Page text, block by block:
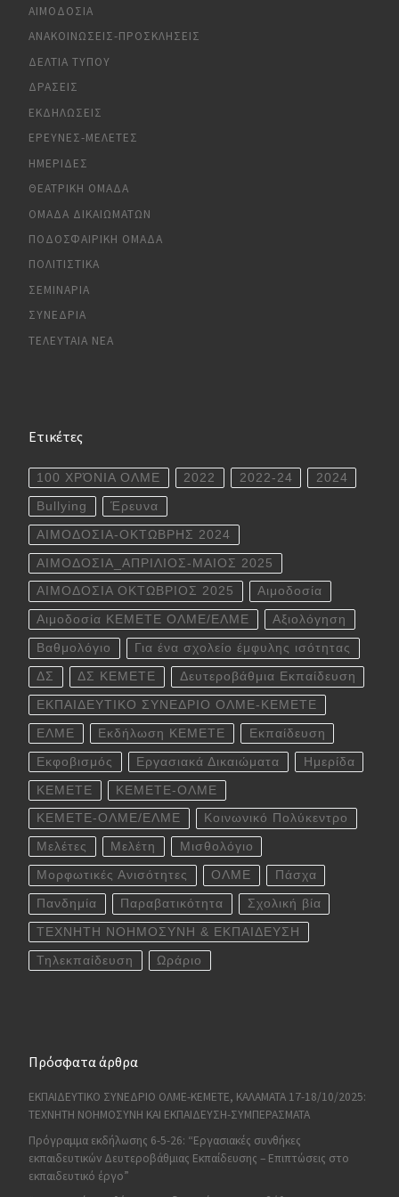
ΑΙΜΟΔΟΣΊΑ
ΑΝΑΚΟΙΝΏΣΕΙΣ-ΠΡΟΣΚΛΉΣΕΙΣ
ΔΕΛΤΊΑ ΤΎΠΟΥ
ΔΡΆΣΕΙΣ
ΕΚΔΗΛΏΣΕΙΣ
ΈΡΕΥΝΕΣ-ΜΕΛΈΤΕΣ
ΗΜΕΡΊΔΕΣ
ΘΕΑΤΡΙΚΉ ΟΜΆΔΑ
ΟΜΆΔΑ ΔΙΚΑΙΩΜΆΤΩΝ
ΠΟΔΟΣΦΑΙΡΙΚΉ ΟΜΆΔΑ
ΠΟΛΙΤΙΣΤΙΚΆ
ΣΕΜΙΝΆΡΙΑ
ΣΥΝΈΔΡΙΑ
ΤΕΛΕΥΤΑΊΑ ΝΈΑ
Ετικέτες
100 ΧΡΌΝΙΑ ΟΛΜΕ 2022 2022-24 2024
Bullying Έρευνα
ΑΙΜΟΔΟΣΙΑ-ΟΚΤΩΒΡΗΣ 2024
ΑΙΜΟΔΟΣΙΑ_ΑΠΡΙΛΙΟΣ-ΜΑΙΟΣ 2025
ΑΙΜΟΔΟΣΙΑ ΟΚΤΩΒΡΙΟΣ 2025 Αιμοδοσία
Αιμοδοσία ΚΕΜΕΤΕ ΟΛΜΕ/ΕΛΜΕ Αξιολόγηση
Βαθμολόγιο Για ένα σχολείο έμφυλης ισότητας
ΔΣ ΔΣ ΚΕΜΕΤΕ Δευτεροβάθμια Εκπαίδευση
ΕΚΠΑΙΔΕΥΤΙΚΟ ΣΥΝΕΔΡΙΟ ΟΛΜΕ-ΚΕΜΕΤΕ
ΕΛΜΕ Εκδήλωση ΚΕΜΕΤΕ Εκπαίδευση
Εκφοβισμός Εργασιακά Δικαιώματα Ημερίδα
ΚΕΜΕΤΕ ΚΕΜΕΤΕ-ΟΛΜΕ
ΚΕΜΕΤΕ-ΟΛΜΕ/ΕΛΜΕ Κοινωνικό Πολύκεντρο
Μελέτες Μελέτη Μισθολόγιο
Μορφωτικές Ανισότητες ΟΛΜΕ Πάσχα
Πανδημία Παραβατικότητα Σχολική βία
ΤΕΧΝΗΤΗ ΝΟΗΜΟΣΥΝΗ & ΕΚΠΑΙΔΕΥΣΗ
Τηλεκπαίδευση Ωράριο
Πρόσφατα άρθρα
ΕΚΠΑΙΔΕΥΤΙΚΟ ΣΥΝΕΔΡΙΟ ΟΛΜΕ-ΚΕΜΕΤΕ, ΚΑΛΑΜΑΤΑ 17-18/10/2025:
ΤΕΧΝΗΤΗ ΝΟΗΜΟΣΥΝΗ ΚΑΙ ΕΚΠΑΙΔΕΥΣΗ-ΣΥΜΠΕΡΑΣΜΑΤΑ
Πρόγραμμα εκδήλωσης 6-5-26: “Εργασιακές συνθήκες
εκπαιδευτικών Δευτεροβάθμιας Εκπαίδευσης – Επιπτώσεις στο
εκπαιδευτικό έργο”